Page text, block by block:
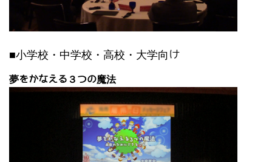
■小学校・中学校・高校・大学向け
夢をかなえる３つの魔法